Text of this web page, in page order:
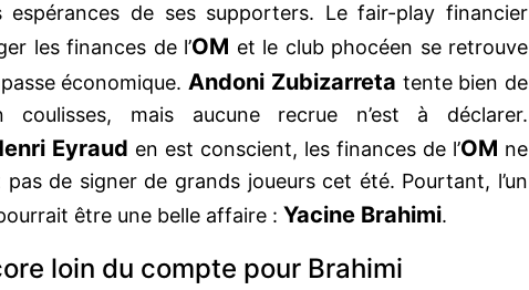
espérances de ses supporters. Le fair-play financier
les finances de l’OM et le club phocéen se retrouve
économique. Andoni Zubizarreta tente bien de
coulisses, mais aucune recrue n’est à déclarer.
Eyraud en est conscient, les finances de l’OM ne
de signer de grands joueurs cet été. Pourtant, l’un
être une belle affaire : Yacine Brahimi.
loin du compte pour Brahimi